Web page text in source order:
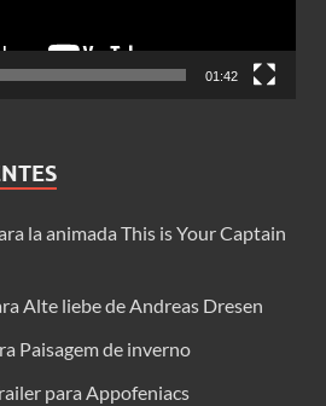
01:42
la animada This is Your Captain
Alte liebe de Andreas Dresen
Paisagem de inverno
para Appofeniacs